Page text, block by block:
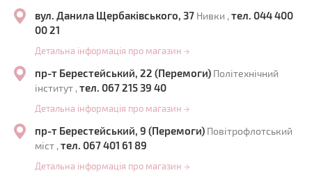
вул. Данила Щербаківського, 37 Нивки , тел. 044 400
00 21
Детальна інформація про магазин →
пр-т Берестейський, 22 (Перемоги) Політехнічний
інститут , тел. 067 215 39 40
Детальна інформація про магазин →
пр-т Берестейський, 9 (Перемоги) Повітрофлотський
міст , тел. 067 401 61 89
Детальна інформація про магазин →